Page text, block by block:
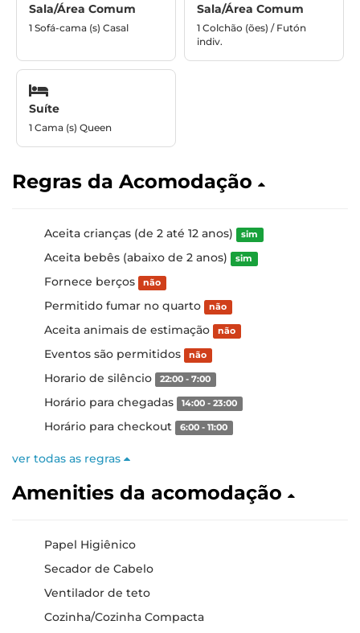
Sala/Área Comum
1 Sofá-cama (s) Casal
Sala/Área Comum
1 Colchão (ões) / Futón
indiv.
Suíte
1 Cama (s) Queen
Regras da Acomodação
Aceita crianças (de 2 até 12 anos) sim
Aceita bebês (abaixo de 2 anos) sim
Fornece berços não
Permitido fumar no quarto não
Aceita animais de estimação não
Eventos são permitidos não
Horario de silêncio 22:00 - 7:00
Horário para chegadas 14:00 - 23:00
Horário para checkout 6:00 - 11:00
ver todas as regras
Amenities da acomodação
Papel Higiênico
Secador de Cabelo
Ventilador de teto
Cozinha/Cozinha Compacta